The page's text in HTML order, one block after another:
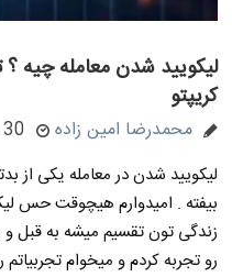
لیکویید شدن معامله چیه ؟
کریپتو
محمدرضا امین زاده 30 اردیبهشت 1404
لیکویید شدن در معامله یکی از
بیفته . امیدوارم هیچوقت حس
زندگی تون تقسیم میشه به قبل و
رو تجربه کردم و میخوام